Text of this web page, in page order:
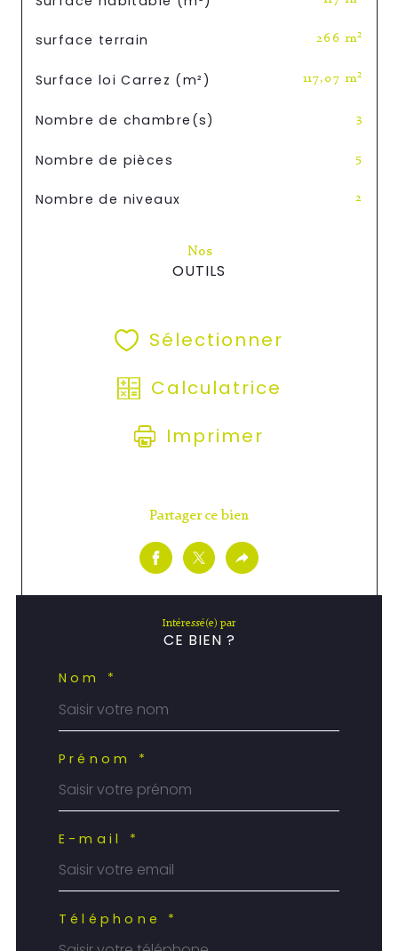
surface terrain 266 m²
Surface loi Carrez (m²) 117,07 m²
Nombre de chambre(s) 3
Nombre de pièces 5
Nombre de niveaux 2
Nos
OUTILS
Sélectionner
Calculatrice
Imprimer
Partager ce bien
Intéressé(e) par
CE BIEN ?
Nom *
Prénom *
E-mail *
Téléphone *